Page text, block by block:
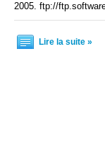
2005. ftp://
Lire la suite »